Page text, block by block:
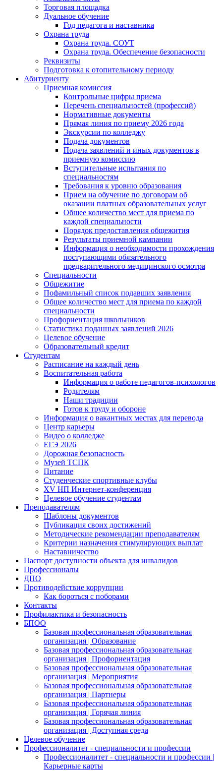
Торговая площадка
Дуальное обучение
Год педагога и наставника
Охрана труда
Охрана труда. СОУТ
Охрана труда. Обеспечение безопасности
Реквизиты
Подготовка к отопительному периоду
Абитуриенту
Приемная комиссия
Контрольные цифры приема
Перечень специальностей (профессий)
Нормативные документы
Прямая линия по приему 2026 года
Экскурсии по колледжу
Подача документов
Подача заявлений и иных документов в
приемную комиссию
Вступительные испытания по
специальностям
Требования к уровню образования
Прием на обучение по договорам об
оказании платных образовательных услуг
Общее количество мест для приема по
каждой специальности
Порядок предоставления общежития
Результаты приемной кампании
Информация о необходимости прохождения
поступающими обязательного
предварительного медицинского осмотра
Специальности
Общежитие
Пофамильный список подавших заявления
Общее количество мест для приема по каждой
специальности
Профориентация школьников
Статистика поданных заявлений 2026
Целевое обучение
Образовательный кредит
Студентам
Расписание на каждый день
Воспитательная работа
Информация о работе педагогов-психологов
Родителям
Наши традиции
Готов к труду и обороне
Информация о вакантных местах для перевода
Центр карьеры
Видео о колледже
ЕГЭ 2026
Дорожная безопасность
Музей ТСПК
Питание
Студенческие спортивные клубы
XV НП Интернет-конференция
Целевое обучение студентам
Преподавателям
Шаблоны документов
Публикация своих достижений
Методические рекомендации преподавателям
Критерии назначения стимулирующих выплат
Наставничество
Паспорт доступности объекта для инвалидов
Профессионалы
ДПО
Противодействие коррупции
Как бороться с поборами
Контакты
Профилактика и безопасность
БПОО
Базовая профессиональная образовательная
организация | Образование
Базовая профессиональная образовательная
организация | Профориентация
Базовая профессиональная образовательная
организация | Мероприятия
Базовая профессиональная образовательная
организация | Партнеры
Базовая профессиональная образовательная
организация | Горячая линия
Базовая профессиональная образовательная
организация | Доступная среда
Целевое обучение
Профессионалитет - специальности и профессии
Профессионалитет - специальности и профессии |
Карьерные карты